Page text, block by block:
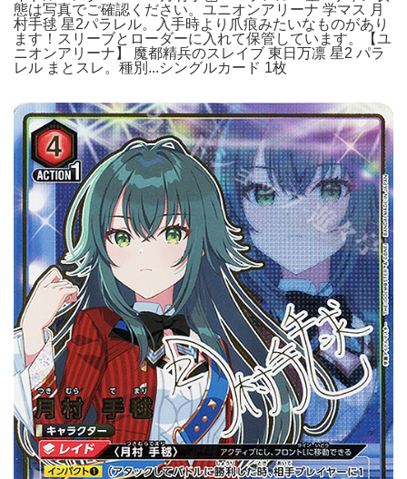
態は写真でご確認ください。ユニオンアリーナ 学マス 月
村手毬 星2パラレル。入手時より爪痕みたいなものがあり
ます！スリーブとローダーに入れて保管しています。【ユ
ニオンアリーナ】 魔都精兵のスレイブ 東日万凛 星2 パラ
レル まとスレ。種別...シングルカード 1枚